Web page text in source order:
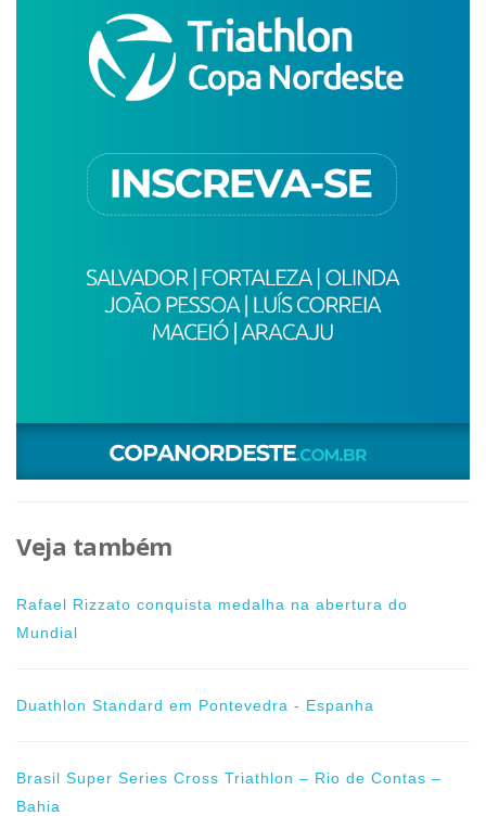
Veja também
Rafael Rizzato conquista medalha na abertura do
Mundial
Duathlon Standard em Pontevedra - Espanha
Brasil Super Series Cross Triathlon – Rio de Contas –
Bahia